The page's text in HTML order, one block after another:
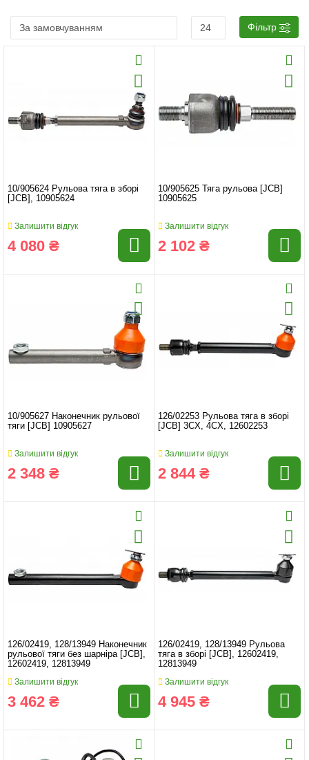
Фільтр
10/905624 Рульова тяга в зборі
[JCB], 10905624
Залишити відгук
4 080 ₴
10/905625 Тяга рульова [JCB]
10905625
Залишити відгук
2 102 ₴
10/905627 Наконечник рульової
тяги [JCB] 10905627
Залишити відгук
2 348 ₴
126/02253 Рульова тяга в зборі
[JCB] 3CX, 4CX, 12602253
Залишити відгук
2 844 ₴
126/02419, 128/13949 Наконечник
рульової тяги без шарніра [JCB],
12602419, 12813949
Залишити відгук
3 462 ₴
126/02419, 128/13949 Рульова
тяга в зборі [JCB], 12602419,
12813949
Залишити відгук
4 945 ₴